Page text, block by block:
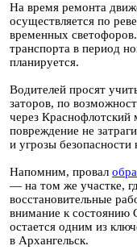
На время ремонта
осуществляется по
временных
транспорта в период
планируется.
Водителей просят
заторов, по
через Краснофлотский
повреждение не
и угрозы
Напомним, провал
— на том же участке,
восстановительные
внимание к состоянию
остается одним из
в Архангельск.